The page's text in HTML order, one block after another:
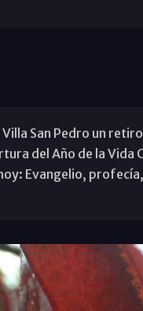
San Pedro un
del Año de la Vida
Evangelio,